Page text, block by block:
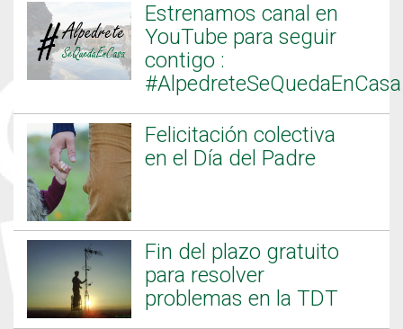
Estrenamos canal en
YouTube para seguir
contigo :
#AlpedreteSeQuedaEnCasa
Felicitación colectiva
en el Día del Padre
Fin del plazo gratuito
para resolver
problemas en la TDT